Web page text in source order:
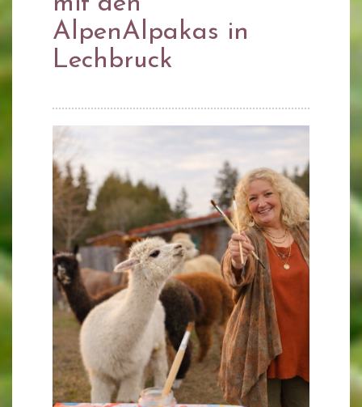
AlpenAlpakas in
Lechbruck